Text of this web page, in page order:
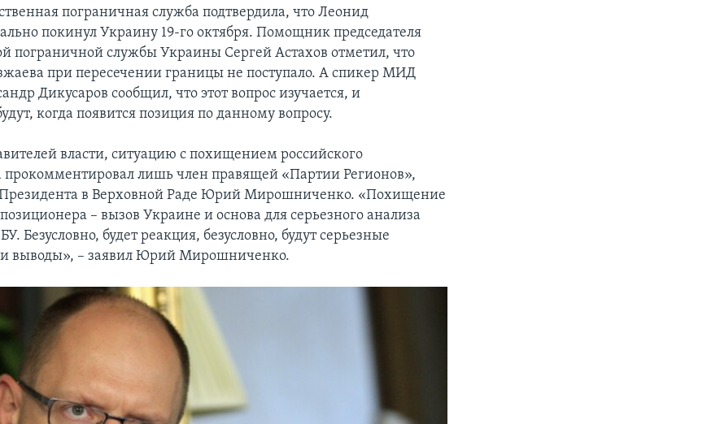
пограничная служба подтвердила, что Леонид
покинул Украину 19-го октября. Помощник председателя
пограничной службы Украины Сергей Астахов отметил, что
при пересечении границы не поступало. А спикер МИД
Дикусаров сообщил, что этот вопрос изучается, и
когда появится позиция по данному вопросу.
власти, ситуацию с похищением российского
прокомментировал лишь член правящей «Партии Регионов»,
Президента в Верховной Раде Юрий Мирошниченко. «Похищение
– вызов Украине и основа для серьезного анализа
Безусловно, будет реакция, безусловно, будут серьезные
и выводы», – заявил Юрий Мирошниченко.